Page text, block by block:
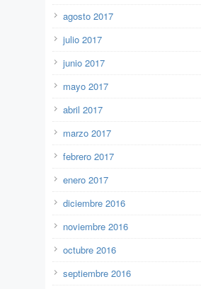
agosto 2017
julio 2017
junio 2017
mayo 2017
abril 2017
marzo 2017
febrero 2017
enero 2017
diciembre 2016
noviembre 2016
octubre 2016
septiembre 2016